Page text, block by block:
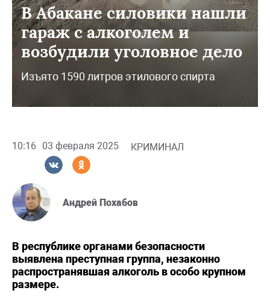
В Абакане силовики нашли
гараж с алкоголем и
возбудили уголовное дело
Изъято 1590 литров этилового спирта
10:16 03 февраля 2025 КРИМИНАЛ
Андрей Похабов
В республике органами безопасности
выявлена преступная группа, незаконно
распространявшая алкоголь в особо крупном
размере.